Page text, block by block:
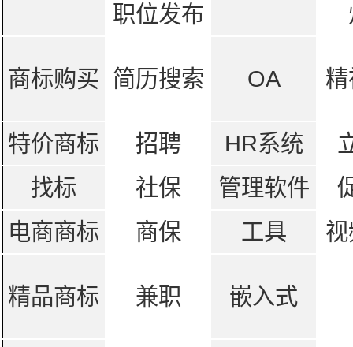
职位发布
商标购买 简历搜索 OA
特价商标 招聘 HR系统
找标
社保 管理软件
电商商标
商保 工具
精品商标 兼职 嵌入式